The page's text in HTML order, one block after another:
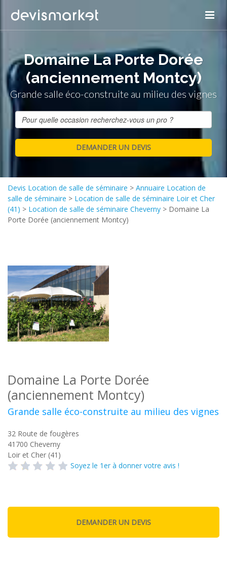
Domaine La Porte Dorée
(anciennement Montcy)
Grande salle éco-construite au milieu des vignes
Devis Location de salle de séminaire > Annuaire Location de
salle de séminaire > Location de salle de séminaire Loir et Cher
(41) > Location de salle de séminaire Cheverny > Domaine La
Porte Dorée (anciennement Montcy)
Domaine La Porte Dorée
(anciennement Montcy)
Grande salle éco-construite au milieu des vignes
32 Route de fougères
41700 Cheverny
Loir et Cher (41)
Soyez le 1er à donner votre avis !